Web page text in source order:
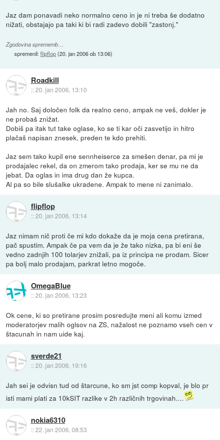
Jaz dam ponavadi neko normalno ceno in je ni treba še dodatno
nižati, obstajajo pa taki ki bi radi zadevo dobili "zastonj."
Zgodovina sprememb…
spremenil:flipflop(20. jan 2006 ob 13:06)
Roadkill
::20. jan 2006, 13:10
Jah no. Saj določen folk da realno ceno, ampak ne veš, dokler je
ne probaš znižat.
Dobiš pa itak tut take oglase, ko se ti kar oči zasvetijo in hitro
plačaš napisan znesek, preden te kdo prehiti.
Jaz sem tako kupil ene sennheiserce za smešen denar, pa mi je
prodajalec rekel, da on zmerom tako prodaja, ker se mu ne da
jebat. Da oglas in ima drug dan že kupca.
Al pa so bile slušalke ukradene. Ampak to mene ni zanimalo.
flipflop
::20. jan 2006, 13:14
Jaz nimam nič proti če mi kdo dokaže da je moja cena pretirana,
pač spustim. Ampak če pa vem da je že tako nizka, pa bi eni še
vedno zadnjih 100 tolarjev znižali, pa iz principa ne prodam. Sicer
pa bolj malo prodajam, parkrat letno mogoče.
OmegaBlue
::20. jan 2006, 13:23
Ok cene, ki so pretirane prosim posredujte meni ali komu izmed
moderatorjev malih oglsov na ZS, nažalost ne poznamo vseh cen v
štacunah in nam uide kaj.
sverde21
::20. jan 2006, 19:16
Jah sei je odvisn tud od štarcune, ko sm jst comp kopval, je blo pr
isti mami plati za 10kSIT razlike v 2h različnih trgovinah....
nokia6310
::22. jan 2006, 08:53